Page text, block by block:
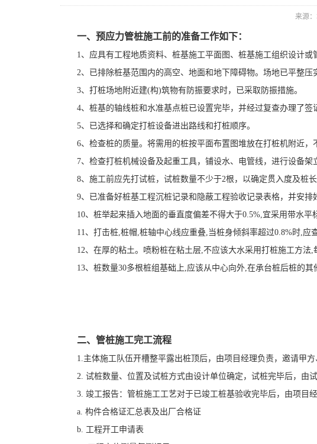
来源
一、预应力管桩施工前的准备工作如下：
1、应具有工程地质资料、桩基施工平面图、桩基施工组织设计或
2、已排除桩基范围内的高空、地面和地下障碍物。场地已平整
3、打桩场地附近建(构)筑物有防振要求时，已采取防振措施。
4、桩基的轴线桩和水准基点桩已设置完毕，并经过复查办理了
5、已选择和确定打桩设备进出路线和打桩顺序。
6、检查桩的质量。将需用的桩按平面布置图堆放在打桩机附近，
7、检查打桩机械设备及起重工具，铺设水、电管线，进行设备
8、施工前应先打试桩，试桩数量不少于2根，以确定贯入度及桩
9、已准备好桩基工程沉桩记录和隐蔽工程验收记录表格，并安排
10、桩举起来插入地面的垂直度偏差不得大于0.5%,宜采用带水平
11、打击桩,桩帽,桩轴中心线应重叠,当桩身倾斜率超过0.8%时,
12、在厚的粘土。喷粉桩在粘土层,不应该大水采用打桩施工方法,
13、桩数量30多根桩组基础上,应该从中心向外,在承台桩后桩的其
二、管桩施工完工流程
1.主体施工队伍开槽整平露出桩顶后，由项目经理负责，邀请甲
2. 试桩数量、位置及试桩方式由设计单位确定，试桩完毕后，由
3. 竣工报告：管桩施工工艺对于已竣工桩基验收完毕后，由项目
a. 构件合格证汇总表及出厂合格证
b. 工程开工申请表